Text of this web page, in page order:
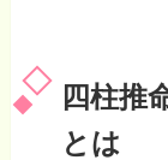
四柱推
とは